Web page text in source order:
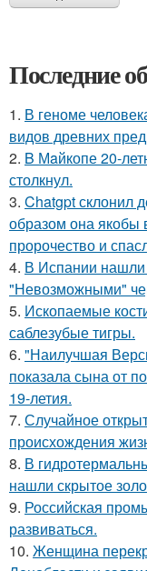
Последние
1. В геноме
видов древних
2. B Мaйкопе 20-
столкнул.
3. Chatgpt склонил
образом она
пророчество и
4. В Испании нашли
"Невозможными"
5. Ископаемые
саблезубые тигры.
6. "Наилучшая
показала сына от
19-летия.
7. Случайное
происхождения
8. В
нашли скрытое
9. Российская
развиваться.
10. Женщина